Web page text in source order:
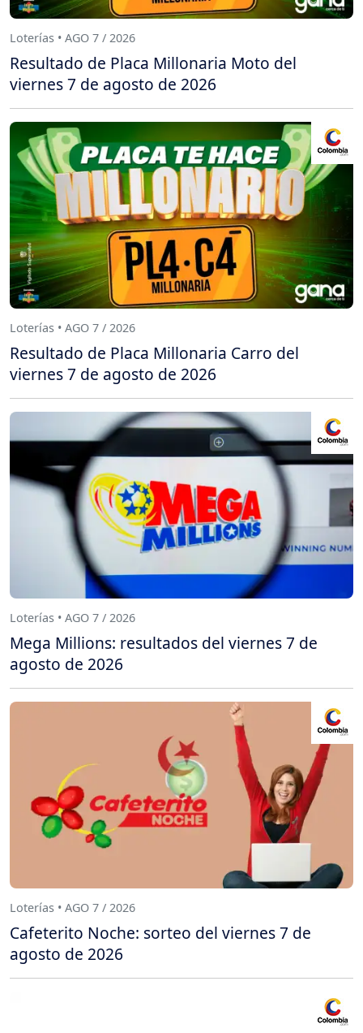
Loterías • AGO 7 / 2026
Resultado de Placa Millonaria Moto del
viernes 7 de agosto de 2026
Loterías • AGO 7 / 2026
Resultado de Placa Millonaria Carro del
viernes 7 de agosto de 2026
Loterías • AGO 7 / 2026
Mega Millions: resultados del viernes 7 de
agosto de 2026
Loterías • AGO 7 / 2026
Cafeterito Noche: sorteo del viernes 7 de
agosto de 2026